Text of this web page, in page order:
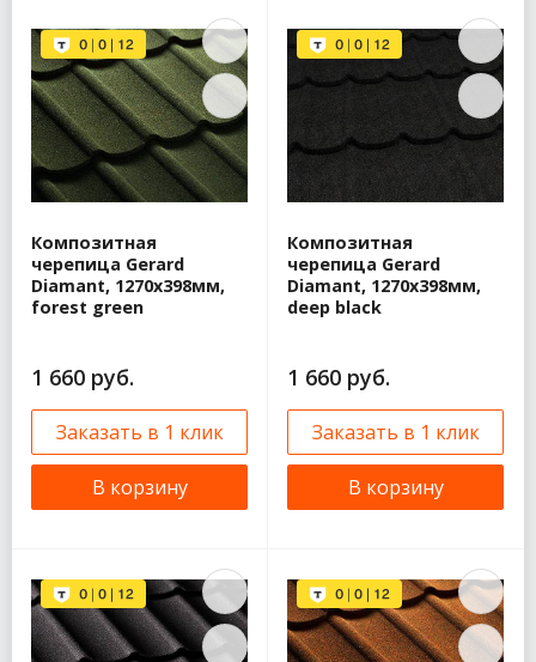
Композитная
черепица Gerard
Diamant, 1270x398мм,
forest green
1 660 руб.
Заказать в 1 клик
В корзину
Композитная
черепица Gerard
Diamant, 1270x398мм,
deep black
1 660 руб.
Заказать в 1 клик
В корзину